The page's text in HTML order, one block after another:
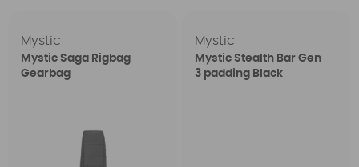
Mystic
Mystic Saga Rigbag
Gearbag
Mystic
Mystic Stealth Bar Gen
3 padding Black